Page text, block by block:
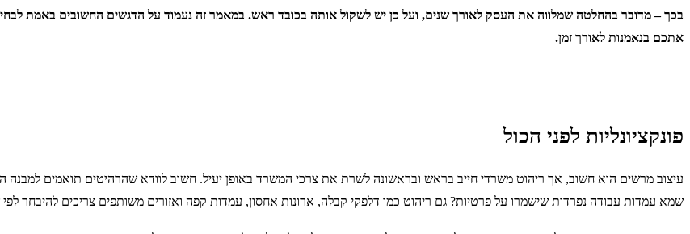
בכך – מדובר בהחלטה שמלווה את העסק לאורך שנים, ועל כן יש לשקול אותה בכובד ראש. במאמר זה נעמוד על הדגשים החשובים באמת
אתכם בנאמנות לאורך זמן.
פונקציונליות לפני הכול
עיצוב מרשים הוא חשוב, אך ריהוט משרדי חייב בראש ובראשונה לשרת את צרכי המשרד באופן יעיל. חשוב לוודא שהרהיטים תואמים למבנה
שמא עמדות עבודה נפרדות שישמרו על פרטיות? גם ריהוט כמו דלפקי קבלה, ארונות אחסון, עמדות קפה ואזורים משותפים צריכים להיבחר לפי